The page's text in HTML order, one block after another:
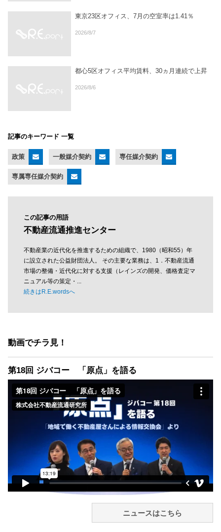
東京23区オフィス、7月の空室率は1.41％
2026/8/7
都心5区オフィス平均賃料、30ヵ月連続で上昇
2026/8/6
記事のキーワード 一覧
政策 一般媒介契約 専任媒介契約
専属専任媒介契約
この記事の用語
不動産流通推進センター
不動産業の近代化を推進するための組織で、1980（昭和55）年
に設立された公益財団法人。 その主要な業務は、1．不動産流通
市場の整備・近代化に対する支援（レインズの開発、価格査定マ
ニュアル等の策定・...
続きはR.E.wordsへ
動画でチラ見！
第18回 ジバコー 「原点」を語る
ニュースはこちら